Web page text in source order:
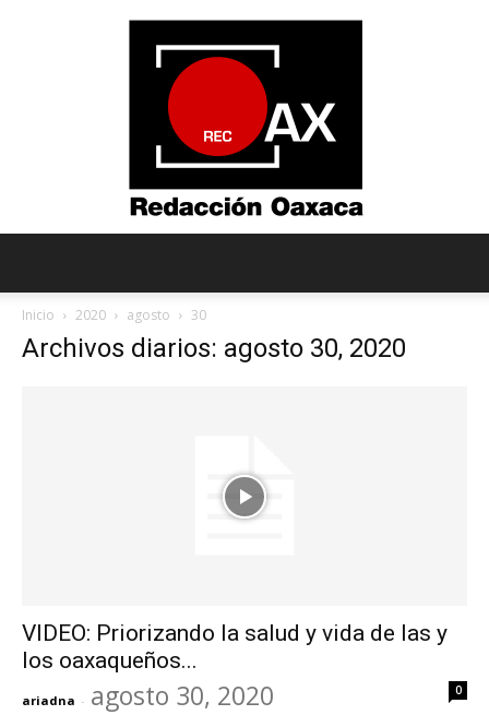
Inicio 2020 agosto 30
Archivos diarios: agosto 30, 2020
VIDEO: Priorizando la salud y vida de las y
los oaxaqueños...
ariadna - agosto 30, 2020 0